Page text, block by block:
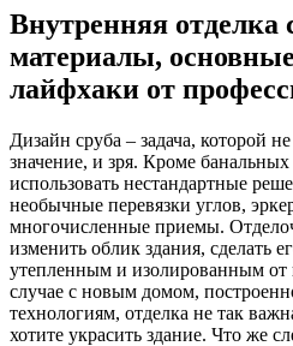
Внутренняя отделка
материалы,
лайфхаки от
Дизайн сруба – задача, которой
значение, и зря. Кроме
использовать нестандартные
необычные перевязки углов,
многочисленные приемы.
изменить облик здания, сделать
утепленным и изолированным
случае с новым домом,
технологиям, отделка не так
хотите украсить здание. Что же